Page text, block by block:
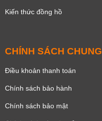
Kiến thức đồng hồ
CHÍNH SÁCH CHUNG
Điều khoản thanh toán
Chính sách bảo hành
Chính sách bảo mật